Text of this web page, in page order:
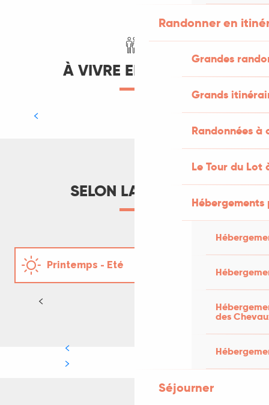
Randonner en
Grandes
Grands
Randonnées
Le Tour du Lot
des
Séjourner
À VIVRE EN FAMILLE
Notre programme multi-activités au
SELON LA SAISON
Printemps - Eté
Descendre la Dordogne en canoë